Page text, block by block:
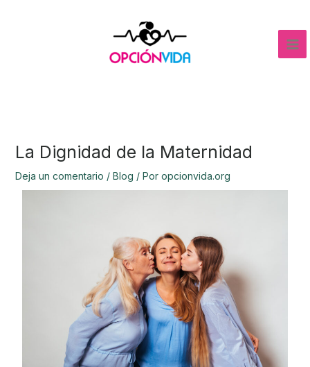
La Dignidad de la Maternidad
Deja un comentario / Blog / Por opcionvida.org